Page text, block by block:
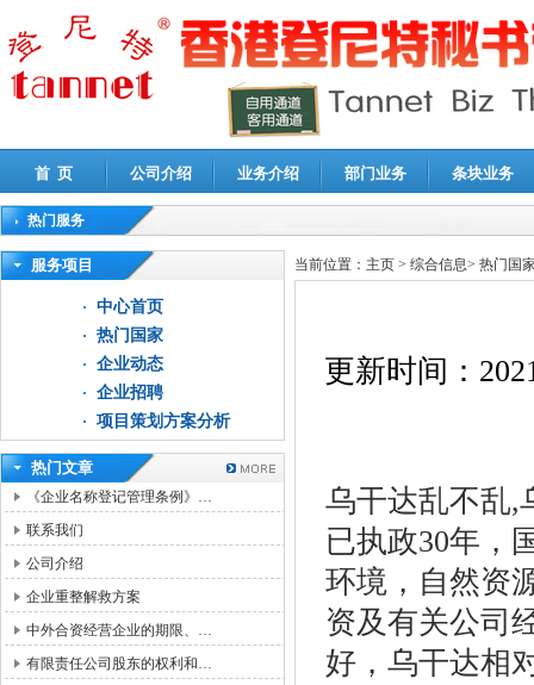
首 页 公司介绍 业务介绍 部门业务 条块业务
热门服务
高新技术企业认定审计|企业所得税汇算清缴申报鉴证
服务项目
中心首页
热门国家
企业动态
企业招聘
项目策划方案分析
热门文章
《企业名称登记管理条例》…
联系我们
公司介绍
企业重整解救方案
中外合资经营企业的期限、…
有限责任公司股东的权利和…
当前位置： 主页 > 综合信息> 热门国
更新时间：
乌干达乱不乱,
已执政30年，
环境，自然资
资及有关公司
好，乌干达相